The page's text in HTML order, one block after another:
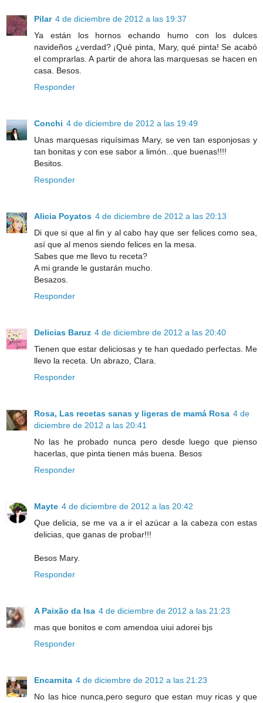
Pilar 4 de diciembre de 2012 a las 19:37
Ya están los hornos echando humo con los dulces
navideños ¿verdad? ¡Qué pinta, Mary, qué pinta! Se acabó
el comprarlas. A partir de ahora las marquesas se hacen en
casa. Besos.
Responder
Conchi 4 de diciembre de 2012 a las 19:49
Unas marquesas riquísimas Mary, se ven tan esponjosas y
tan bonitas y con ese sabor a limón...que buenas!!!!
Besitos.
Responder
Alicia Poyatos 4 de diciembre de 2012 a las 20:13
Di que si que al fin y al cabo hay que ser felices como sea,
así que al menos siendo felices en la mesa.
Sabes que me llevo tu receta?
A mi grande le gustarán mucho.
Besazos.
Responder
Delicias Baruz 4 de diciembre de 2012 a las 20:40
Tienen que estar deliciosas y te han quedado perfectas. Me
llevo la receta. Un abrazo, Clara.
Responder
Rosa, Las recetas sanas y ligeras de mamá Rosa 4 de
diciembre de 2012 a las 20:41
No las he probado nunca pero desde luego que pienso
hacerlas, que pinta tienen más buena. Besos
Responder
Mayte 4 de diciembre de 2012 a las 20:42
Que delicia, se me va a ir el azúcar a la cabeza con estas
delicias, que ganas de probar!!!
Besos Mary.
Responder
A Paixão da Isa 4 de diciembre de 2012 a las 21:23
mas que bonitos e com amendoa uiui adorei bjs
Responder
Encarnita 4 de diciembre de 2012 a las 21:23
No las hice nunca,pero seguro que estan muy ricas y que